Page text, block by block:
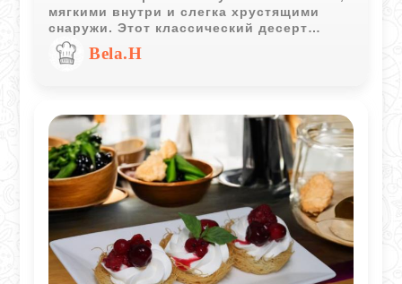
мягкими внутри и слегка хрустящими
снаружи. Этот классический десерт
отлично подходит для праздничного
стола и уютного чаепития.
Bela.H